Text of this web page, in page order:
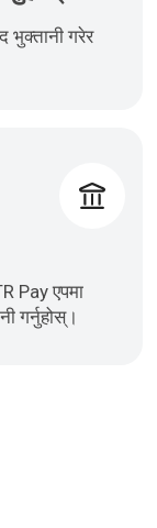
भुक्तानी गरेर
Pay एपमा
गर्नुहोस्।